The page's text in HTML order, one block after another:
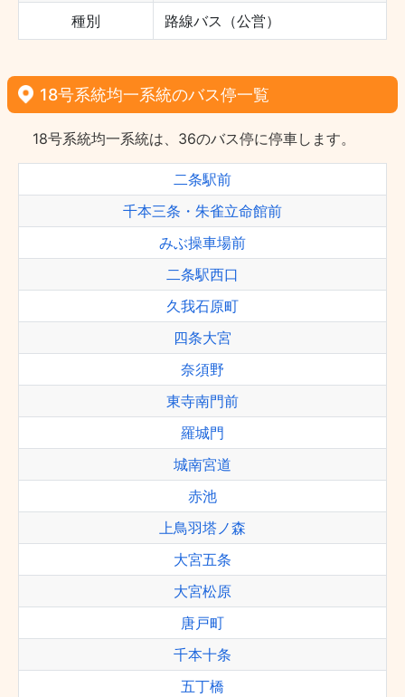
種別 路線バス（公営）
18号系統均一系統のバス停一覧
18号系統均一系統は、36のバス停に停車します。
二条駅前
千本三条・朱雀立命館前
みぶ操車場前
二条駅西口
久我石原町
四条大宮
奈須野
東寺南門前
羅城門
城南宮道
赤池
上鳥羽塔ノ森
大宮五条
大宮松原
唐戸町
千本十条
五丁橋